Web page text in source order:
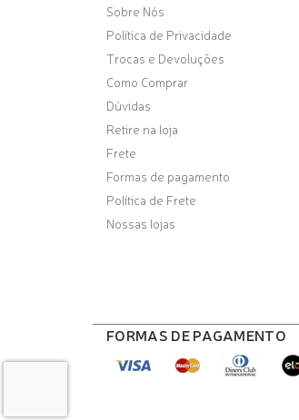
Sobre Nós
Política de Privacidade
Trocas e Devoluções
Como Comprar
Dúvidas
Retire na loja
Frete
Formas de pagamento
Política de Frete
Nossas lojas
FORMAS DE PAGAMENTO